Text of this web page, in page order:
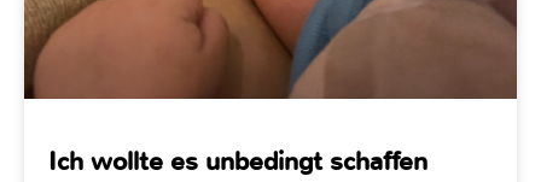
Ich wollte es unbedingt schaffen